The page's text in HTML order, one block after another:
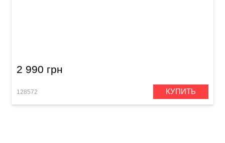
2 990 грн
128572 КУПИТЬ